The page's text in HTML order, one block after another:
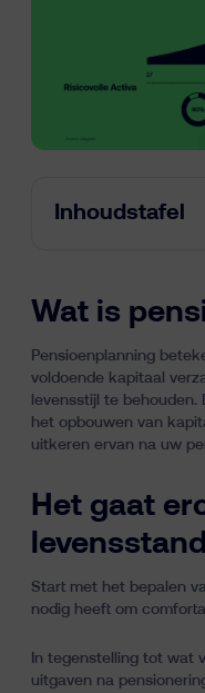
Inhoudstafel
Wat is
Pensioenplanning
voldoende kapitaal
levensstijl te
het opbouwen van
uitkeren ervan na uw
Het gaat
Start met het bepalen
nodig heeft om
In tegenstelling tot wat
uitgaven na